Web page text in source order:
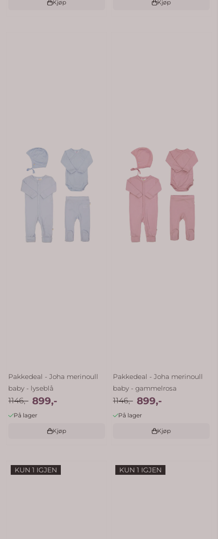
Kjøp Kjøp
Pakkedeal - Joha merinoull
baby - lyseblå
1146,- 899,-
På lager
Kjøp
Pakkedeal - Joha merinoull
baby - gammelrosa
1146,- 899,-
På lager
Kjøp
KUN 1 IGJEN KUN 1 IGJEN